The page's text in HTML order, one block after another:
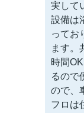
実して
設備は
ってお
ます。
時間
るので
ので、
フロは